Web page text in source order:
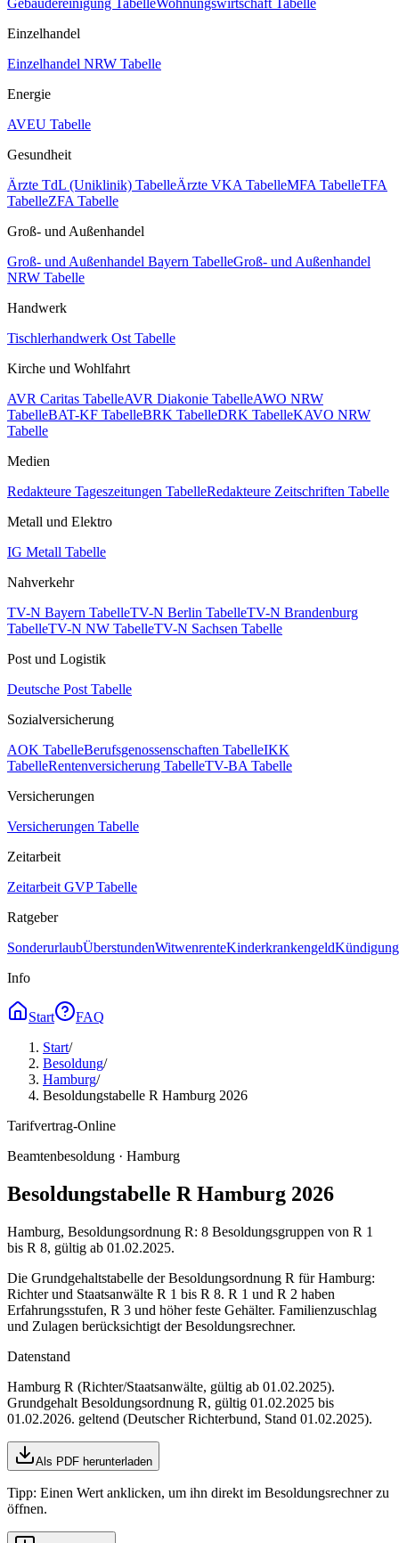
Gebäudereinigung TabelleWohnungswirtschaft Tabelle
Einzelhandel
Einzelhandel NRW Tabelle
Energie
AVEU Tabelle
Gesundheit
Ärzte TdL (Uniklinik) TabelleÄrzte VKA TabelleMFA TabelleTFA
TabelleZFA Tabelle
Groß- und Außenhandel
Groß- und Außenhandel Bayern TabelleGroß- und Außenhandel
NRW Tabelle
Handwerk
Tischlerhandwerk Ost Tabelle
Kirche und Wohlfahrt
AVR Caritas TabelleAVR Diakonie TabelleAWO NRW
TabelleBAT-KF TabelleBRK TabelleDRK TabelleKAVO NRW
Tabelle
Medien
Redakteure Tageszeitungen TabelleRedakteure Zeitschriften Tabelle
Metall und Elektro
IG Metall Tabelle
Nahverkehr
TV-N Bayern TabelleTV-N Berlin TabelleTV-N Brandenburg
TabelleTV-N NW TabelleTV-N Sachsen Tabelle
Post und Logistik
Deutsche Post Tabelle
Sozialversicherung
AOK TabelleBerufsgenossenschaften TabelleIKK
TabelleRentenversicherung TabelleTV-BA Tabelle
Versicherungen
Versicherungen Tabelle
Zeitarbeit
Zeitarbeit GVP Tabelle
Ratgeber
SonderurlaubÜberstundenWitwenrenteKinderkrankengeld
Info
Start
FAQ
Start/
Besoldung/
Hamburg/
Besoldungstabelle R Hamburg 2026
Tarifvertrag-Online
Beamtenbesoldung · Hamburg
Besoldungstabelle R Hamburg 2026
Hamburg, Besoldungsordnung R: 8 Besoldungsgruppen von R 1
bis R 8, gültig ab 01.02.2025.
Die Grundgehaltstabelle der Besoldungsordnung R für Hamburg:
Richter und Staatsanwälte R 1 bis R 8. R 1 und R 2 haben
Erfahrungsstufen, R 3 und höher feste Gehälter. Familienzuschlag
und Zulagen berücksichtigt der Besoldungsrechner.
Datenstand
Hamburg R (Richter/Staatsanwälte, gültig ab 01.02.2025).
Grundgehalt Besoldungsordnung R, gültig 01.02.2025 bis
01.02.2026. geltend (Deutscher Richterbund, Stand 01.02.2025).
Als PDF herunterladen
Tipp: Einen Wert anklicken, um ihn direkt im Besoldungsrechner zu
öffnen.